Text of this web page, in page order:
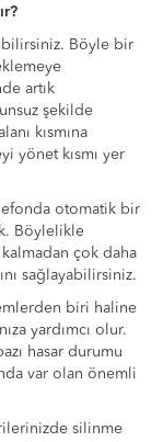
Böyle bir
artık
şekilde
kısmına
yönet kısmı yer
otomatik bir
Böylelikle
çok daha
sağlayabilirsiniz.
biri haline
yardımcı olur.
hasar durumu
var olan önemli
silinme